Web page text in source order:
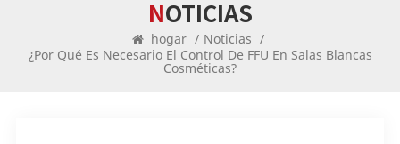
NOTICIAS
hogar / Noticias /
¿Por Qué Es Necesario El Control De FFU En Salas Blancas
Cosméticas?